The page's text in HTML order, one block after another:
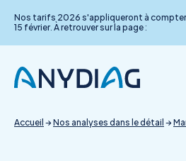
Nos tarifs 2026 s'appliqueront à
15 février. À retrouver sur la page :
content
Accueil →Nos analyses dans le détail →